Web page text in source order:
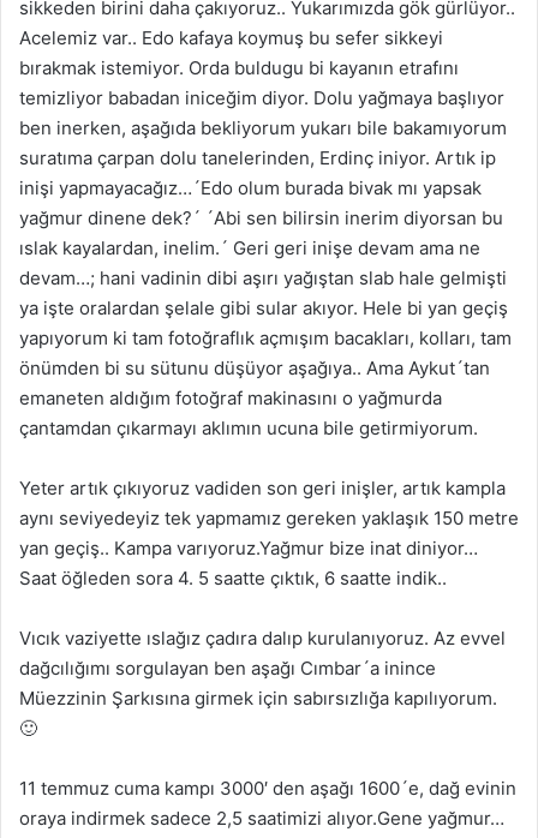
sikkeden birini daha çakıyoruz.. Yukarımızda gök gürlüyor..
Acelemiz var.. Edo kafaya koymuş bu sefer sikkeyi
bırakmak istemiyor. Orda buldugu bi kayanın etrafını
temizliyor babadan iniceğim diyor. Dolu yağmaya başlıyor
ben inerken, aşağıda bekliyorum yukarı bile bakamıyorum
suratıma çarpan dolu tanelerinden, Erdinç iniyor. Artık ip
inişi yapmayacağız…´Edo olum burada bivak mı yapsak
yağmur dinene dek?´ ´Abi sen bilirsin inerim diyorsan bu
ıslak kayalardan, inelim.´ Geri geri inişe devam ama ne
devam…; hani vadinin dibi aşırı yağıştan slab hale gelmişti
ya işte oralardan şelale gibi sular akıyor. Hele bi yan geçiş
yapıyorum ki tam fotoğraflık açmışım bacakları, kolları, tam
önümden bi su sütunu düşüyor aşağıya.. Ama Aykut´tan
emaneten aldığım fotoğraf makinasını o yağmurda
çantamdan çıkarmayı aklımın ucuna bile getirmiyorum.
Yeter artık çıkıyoruz vadiden son geri inişler, artık kampla
aynı seviyedeyiz tek yapmamız gereken yaklaşık 150 metre
yan geçiş.. Kampa varıyoruz.Yağmur bize inat diniyor…
Saat öğleden sora 4. 5 saatte çıktık, 6 saatte indik..
Vıcık vaziyette ıslağız çadıra dalıp kurulanıyoruz. Az evvel
dağcılığımı sorgulayan ben aşağı Cımbar´a inince
Müezzinin Şarkısına girmek için sabırsızlığa kapılıyorum.
🙂
11 temmuz cuma kampı 3000′ den aşağı 1600´e, dağ evinin
oraya indirmek sadece 2,5 saatimizi alıyor.Gene yağmur…